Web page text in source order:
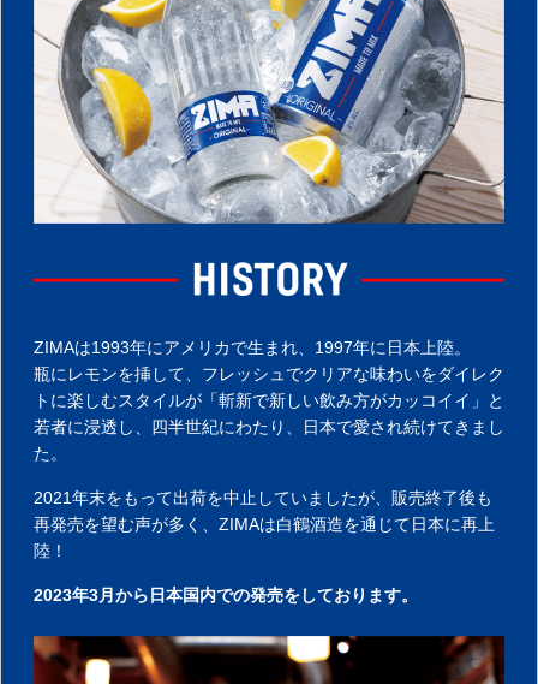
ZIMAは1993年にアメリカで生まれ、1997年に日本上陸。
瓶にレモンを挿して、フレッシュでクリアな味わいをダイレク
トに楽しむスタイルが「斬新で新しい飲み方がカッコイイ」と
若者に浸透し、四半世紀にわたり、日本で愛され続けてきまし
た。
2021年末をもって出荷を中止していましたが、販売終了後も
再発売を望む声が多く、ZIMAは白鶴酒造を通じて日本に再上
陸！
2023年3月から日本国内での発売をしております。